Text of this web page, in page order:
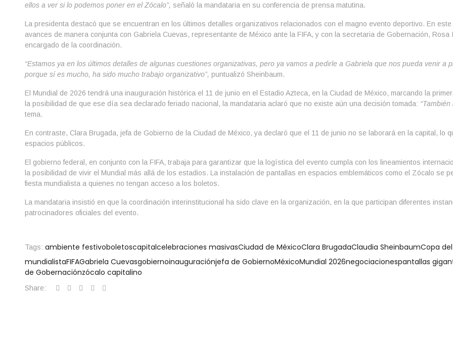
ellos a ver si lo podemos poner en el Zócalo”, señaló la mandataria en su conferencia de prensa matutina.
La presidenta destacó que se encuentran en los últimos detalles organizativos relacionados con el magno evento deportivo. En
avances de manera conjunta con Gabriela Cuevas, representante de México ante la FIFA, y con la secretaria de Gobernación,
encargado de la coordinación.
“Estamos ya en los últimos detalles de algunas cuestiones organizativas, pero ya vamos a pedirle a Gabriela que nos pueda venir
porque sí es mucho, ha sido mucho trabajo organizativo”, puntualizó Sheinbaum.
El Mundial de 2026 tendrá una inauguración histórica el 11 de junio en el Estadio Azteca, en la Ciudad de México, marcando la
la posibilidad de que ese día sea declarado feriado nacional, la mandataria aclaró que no existe aún una decisión tomada:
tema.
En contraste, Clara Brugada, jefa de Gobierno de la Ciudad de México, ya declaró que el 11 de junio no se laborará en la capital, lo
espacios públicos.
El gobierno federal, en conjunto con la FIFA, trabaja para garantizar que la logística del evento cumpla con los lineamientos
la posibilidad de vivir el Mundial más allá de los estadios. La instalación de pantallas en espacios emblemáticos como el Zócalo se
fiesta mundialista a quienes no tengan acceso a los boletos.
La mandataria insistió en que la coordinación interinstitucional ha sido clave en la organización, en la que participan diferentes
patrocinadores oficiales del evento.
Tags: ambiente festivoboletoscapitalcelebraciones masivasCiudad de MéxicoClara BrugadaClaudia SheinbaumCopa
mundialistaFIFAGabriela Cuevasgobiernoinauguraciónjefa de GobiernoMéxicoMundial 2026negociacionespantallas
de Gobernaciónzócalo capitalino
Share: